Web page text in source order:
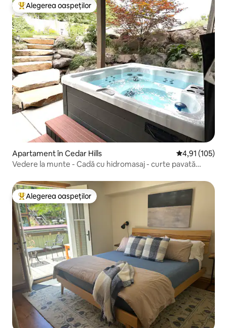
Locuință din topul categoriei Alegerea oaspeților
Alegerea oaspeților
Apartament în Cedar Hills Scor mediu
4,91 (105)
Vedere la munte - Cadă cu hidromasaj - curte pavată
Locuință din topul categoriei Alegerea oaspeților
Alegerea oaspeților